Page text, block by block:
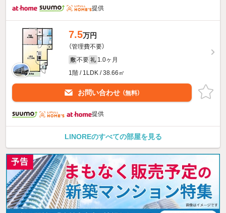
提供
7.5万円
（管理費不要）
敷 不要 礼 1.0ヶ月
1階 / 1LDK / 38.66㎡
お問い合わせ （無料）
提供
LINOREのすべての部屋を見る